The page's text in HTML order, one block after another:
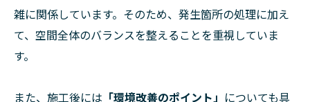
雑に関係しています。そのため、発生箇所の処理に加え
て、空間全体のバランスを整えることを重視していま
す。
また、施工後には 「環境改善のポイント」 についても具